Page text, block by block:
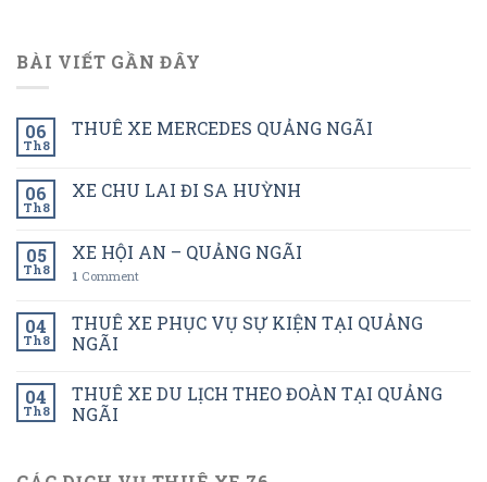
BÀI VIẾT GẦN ĐÂY
06
Th8
THUÊ XE MERCEDES QUẢNG NGÃI
06
Th8
XE CHU LAI ĐI SA HUỲNH
05
Th8
XE HỘI AN – QUẢNG NGÃI
1 Comment
04
Th8
THUÊ XE PHỤC VỤ SỰ KIỆN TẠI QUẢNG
NGÃI
04
Th8
THUÊ XE DU LỊCH THEO ĐOÀN TẠI QUẢNG
NGÃI